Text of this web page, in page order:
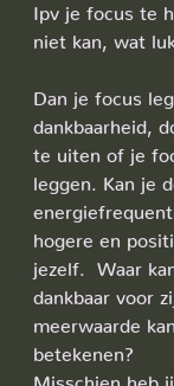
Ipv je focus te
niet kan, wat
Dan je focus
dankbaarheid,
te uiten of je
leggen. Kan je
hogere en
jezelf.  Waar
dankbaar voor
meerwaarde
betekenen?
Misschien heb